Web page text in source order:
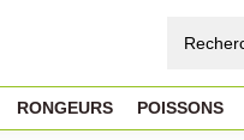
RONGEURS POISSONS